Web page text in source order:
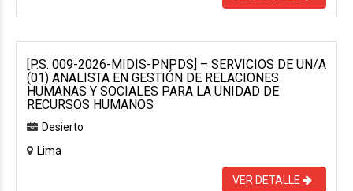
[P.S. 009-2026-MIDIS-PNPDS] – SERVICIOS DE UN/A
(01) ANALISTA EN GESTIÓN DE RELACIONES
HUMANAS Y SOCIALES PARA LA UNIDAD DE
RECURSOS HUMANOS
Desierto
Lima
VER DETALLE